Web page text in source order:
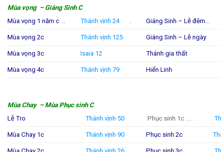
Mùa vọng – Giáng Sinh C
Mùa vọng 1 năm c ..
Thánh vịnh 24. Giáng Sinh – Lễ đêm…
Mùa vọng 2c Thánh vịnh 125 Giáng Sinh – Lễ ngày
Mùa vọng 3c Isaia 12 Thánh gia thất
Mùa vọng 4c Thánh vịnh 79 Hiển Linh
Mùa Chay – Mùa Phục sinh C
Lễ Tro
Thánh vịnh 50 Phục sinh 1c …..
Mùa Chay 1c Thánh vịnh 90 Phục sinh 2c